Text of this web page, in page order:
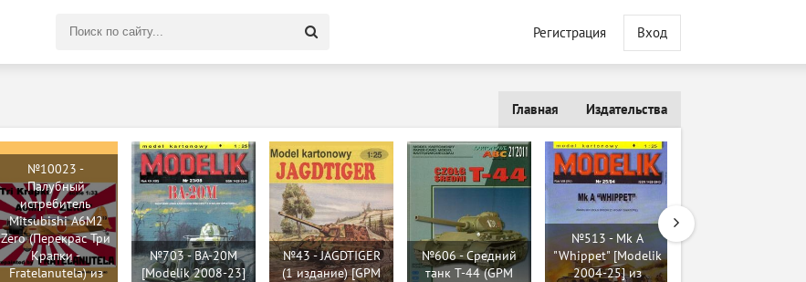
Регистрация Вход
Издательства
Главная
№10023 -
Палубный
истребитель
Mitsubishi A6M2
Zero (Перекрас Три
Крапки -
Fratelanutela) из
№703 - BA-20M
[Modelik 2008-23]
№43 - JAGDTIGER
(1 издание) [GPM
№606 - Средний
танк Т-44 (GPM
№513 - Mk A
"Whippet" [Modelik
2004-25] из
№667 - Tank Type 5